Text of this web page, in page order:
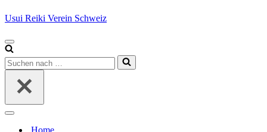
Usui Reiki Verein Schweiz
Navigationsmenü
Suchen
nach …
Navigationsmenü
Home